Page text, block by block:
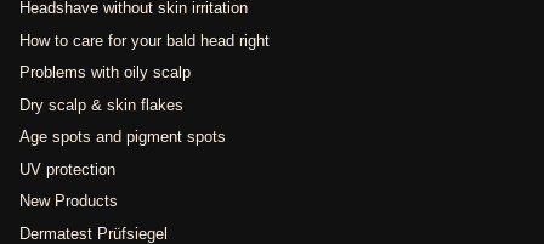
Headshave without skin irritation
How to care for your bald head right
Problems with oily scalp
Dry scalp & skin flakes
Age spots and pigment spots
UV protection
New Products
Dermatest Prüfsiegel